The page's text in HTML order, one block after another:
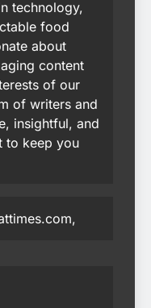
technology,
food
about
content
of our
of writers and
insightful, and
to keep you